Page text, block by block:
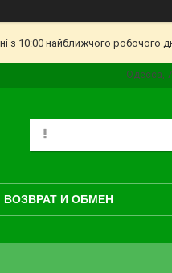
з 10:00 найближчого робочого
Одесса,
ВОЗВРАТ И ОБМЕН